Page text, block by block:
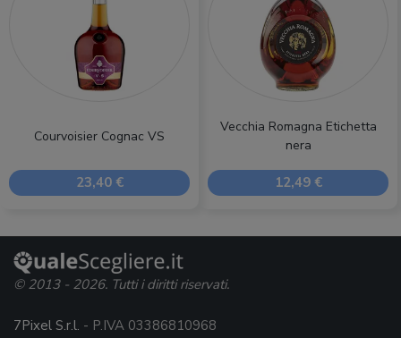
Courvoisier Cognac VS
23,40 €
Vecchia Romagna Etichetta
nera
12,49 €
© 2013 - 2026. Tutti i diritti riservati.
7Pixel S.r.l. - P.IVA 03386810968